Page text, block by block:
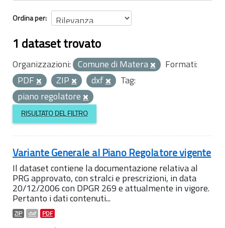
Ordina per
1 dataset trovato
Organizzazioni: Comune di Matera
Formati:
PDF
ZIP dxf
Tag:
piano regolatore
RISULTATO DEL FILTRO
Variante Generale al Piano Regolatore vigente
Il dataset contiene la documentazione relativa al
PRG approvato, con stralci e prescrizioni, in data
20/12/2006 con DPGR 269 e attualmente in vigore.
Pertanto i dati contenuti...
ZIP dxf PDF